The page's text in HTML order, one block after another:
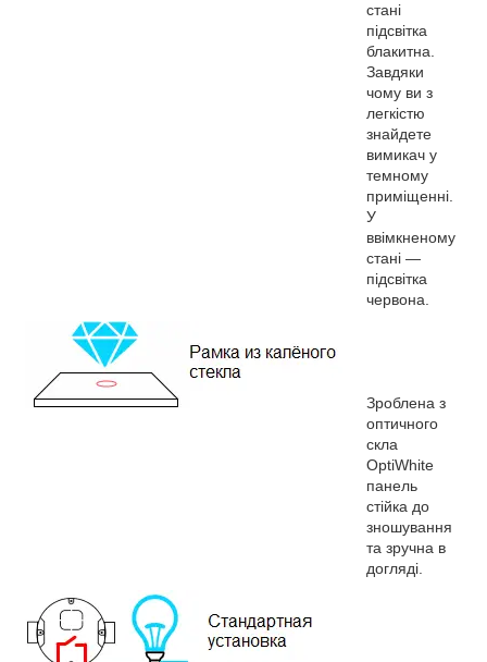
стані
підсвітка
блакитна.
Завдяки
чому ви з
легкістю
знайдете
вимикач у
темному
приміщенні.
У
ввімкненому
стані —
підсвітка
червона.
Зроблена з
оптичного
скла
OptiWhite
панель
стійка до
зношування
та зручна в
догляді.